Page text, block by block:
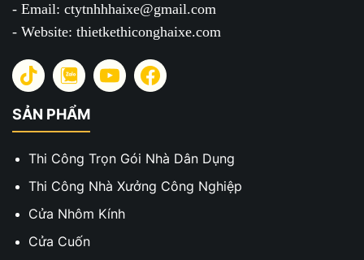
- Email: ctytnhhhaixe@gmail.com
- Website: thietkethiconghaixe.com
SẢN PHẨM
Thi Công Trọn Gói Nhà Dân Dụng
Thi Công Nhà Xưởng Công Nghiệp
Cửa Nhôm Kính
Cửa Cuốn